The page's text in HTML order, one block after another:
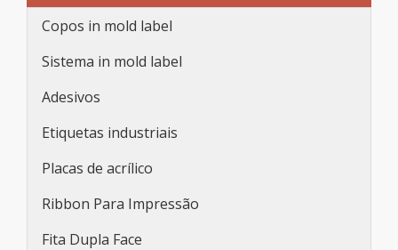
Copos in mold label
Sistema in mold label
Adesivos
Etiquetas industriais
Placas de acrílico
Ribbon Para Impressão
Fita Dupla Face